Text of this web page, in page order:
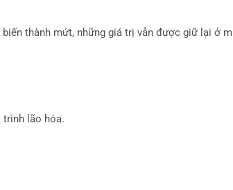
thành mứt, những giá trị vẫn được giữ lại ở
lão hóa.